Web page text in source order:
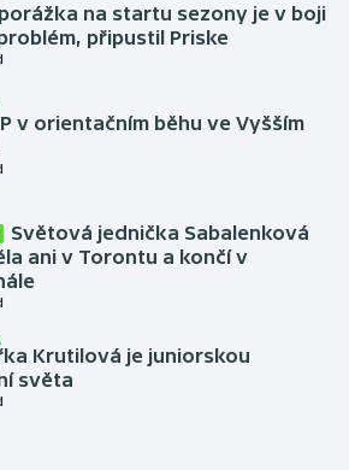
na startu sezony je v boji
připustil Priske
v orientačním běhu ve Vyšším
Světová jednička Sabalenková
ani v Torontu a končí v
Krutilová je juniorskou
světa